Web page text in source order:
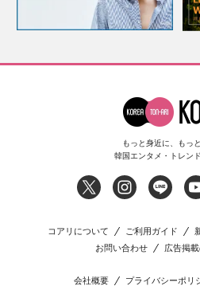
もっと身近に、もっ
韓国エンタメ・トレン
コアリについて ご利用ガイド
お問い合わせ
広告掲
会社概要 プライバシーポリ